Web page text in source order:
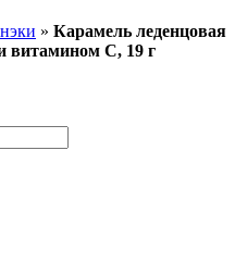
» Карамель леденцовая
витамином С, 19 г